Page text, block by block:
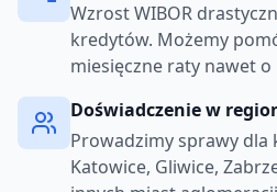
Wzrost WIBOR
kredytów. Możemy
miesięczne raty nawet o
Doświadczenie w
Prowadzimy sprawy dla
Katowice, Gliwice,